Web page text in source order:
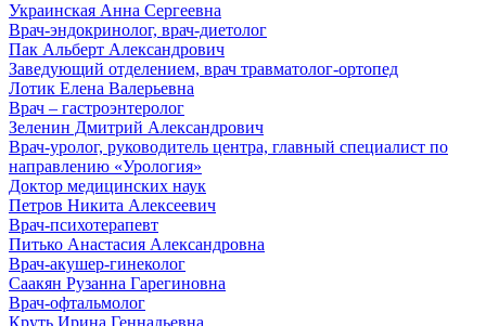
Украинская Анна Сергеевна
Врач-эндокринолог, врач-диетолог
Пак Альберт Александрович
Заведующий отделением, врач травматолог-ортопед
Лотик Елена Валерьевна
Врач – гастроэнтеролог
Зеленин Дмитрий Александрович
Врач-уролог, руководитель центра, главный специалист по
направлению «Урология»
Доктор медицинских наук
Петров Никита Алексеевич
Врач-психотерапевт
Питько Анастасия Александровна
Врач-акушер-гинеколог
Саакян Рузанна Гарегиновна
Врач-офтальмолог